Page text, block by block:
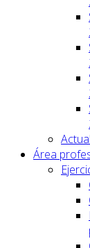
Área